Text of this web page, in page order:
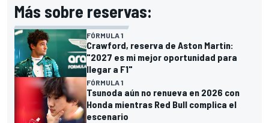
Más sobre reservas:
FÓRMULA 1
Crawford, reserva de Aston Martin:
"2027 es mi mejor oportunidad para
llegar a F1"
FÓRMULA 1
Tsunoda aún no renueva en 2026 con
Honda mientras Red Bull complica el
escenario